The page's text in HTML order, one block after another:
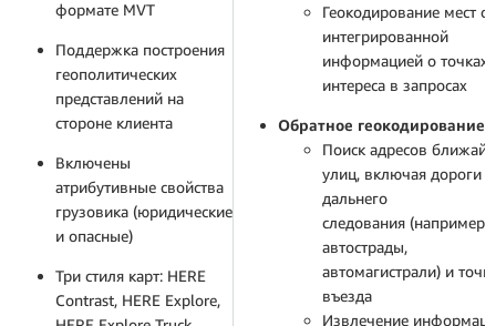
формате MVT
Поддержка построения
геополитических
представлений на
стороне клиента
Включены
атрибутивные свойства
грузовика (юридические
и опасные)
Три стиля карт: HERE
Contrast, HERE Explore,
Геокодирование мест с
интегрированной
информацией о точках
интереса в запросах
Обратное геокодирование.
Поиск адресов
улиц, включая дороги
дальнего
следования (например,
автострады,
автомагистрали) и
въезда
Извлечение